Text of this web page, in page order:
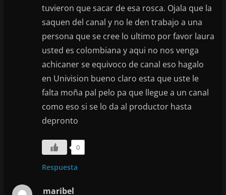
tuvieron que sacar de esa rosca. Ojala que la
saquen del canal y no le den trabajo a una
persona que se cree lo ultimo por favor laura
usted es colombiana y aqui no nos venga
achicaner se equivoco de canal eso hagalo
en Univision bueno claro esta que uste le
falta moña pal pelo pa que llegue a un canal
como eso si se lo da al productor hasta
depronto
0
Respuesta
maribel